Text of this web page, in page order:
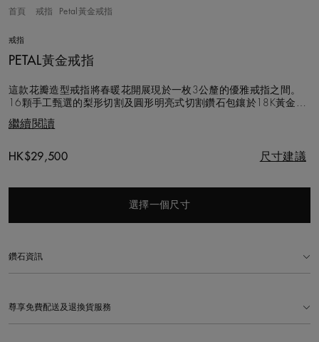
首頁 戒指 Petal黃金戒指
戒指
PETAL黃金戒指
這款花瓣造型戒指將春暖花開展現於一枚3公釐的優雅戒指之間。
16顆手工甄選的梨形切割及圓形明亮式切割鑽石包鑲於18K黃金戒
超越130年的專業經驗為您詮釋這件不朽經典之作，選用的每顆鑽
繼續閱讀
Original price
HK$29,500 尺寸建議
選擇一個尺寸
鑽石資訊
尊享免費配送及退換貨服務